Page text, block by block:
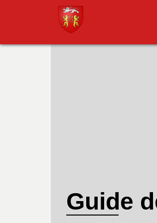
Guide